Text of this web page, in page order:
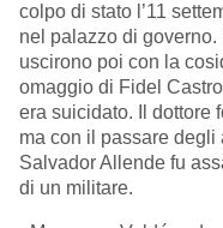
colpo di stato l’11
nel palazzo di governo.
uscirono poi con la
omaggio di Fidel
era suicidato. Il dottore
ma con il passare degli
Salvador Allende fu
di un militare.